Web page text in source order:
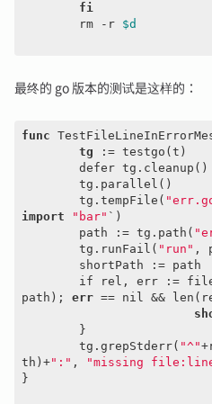
fi
	rm -r
$d
最终的 go 版本的测试是这样的：
func
tg := testgo(t)
	tg.tempFile(
import
"bar" `)
	path := tg.path(
	tg.runFail(
"run" ,
path); err == nil &&
	tg.grepStderr(
"^"
th)+":" , "missing
}